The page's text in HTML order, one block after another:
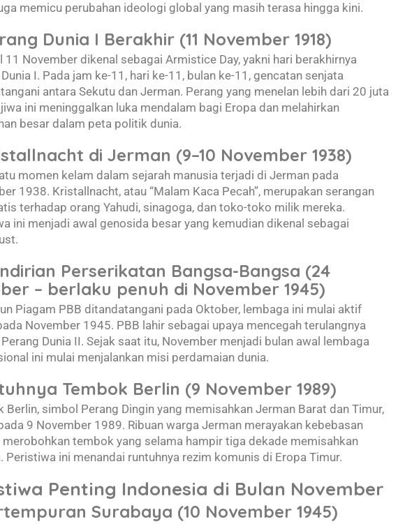
memicu perubahan ideologi global yang masih terasa hingga kini.
Dunia I Berakhir (11 November 1918)
11 November dikenal sebagai Armistice Day, yakni hari berakhirnya
I. Pada jam ke-11, hari ke-11, bulan ke-11, gencatan senjata
antara Sekutu dan Jerman. Perang yang menelan lebih dari 20 juta
ini meninggalkan luka mendalam bagi Eropa dan melahirkan
besar dalam peta politik dunia.
di Jerman (9–10 November 1938)
momen kelam dalam sejarah manusia terjadi di Jerman pada
1938. Kristallnacht, atau “Malam Kaca Pecah”, merupakan serangan
terhadap orang Yahudi, sinagoga, dan toko-toko milik mereka.
ini menjadi awal genosida besar yang kemudian dikenal sebagai
Perserikatan Bangsa-Bangsa (24
– berlaku penuh di November 1945)
Piagam PBB ditandatangani pada Oktober, lembaga ini mulai aktif
November 1945. PBB lahir sebagai upaya mencegah terulangnya
Dunia II. Sejak saat itu, November menjadi bulan awal lembaga
ini mulai menjalankan misi perdamaian dunia.
Tembok Berlin (9 November 1989)
Berlin, simbol Perang Dingin yang memisahkan Jerman Barat dan Timur,
9 November 1989. Ribuan warga Jerman merayakan kebebasan
merobohkan tembok yang selama hampir tiga dekade memisahkan
Peristiwa ini menandai runtuhnya rezim komunis di Eropa Timur.
Penting Indonesia di Bulan November
Surabaya (10 November 1945)